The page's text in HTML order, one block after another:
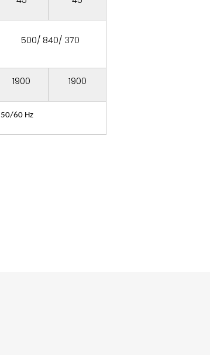
500/ 840/ 370
1900 1900
60 Hz